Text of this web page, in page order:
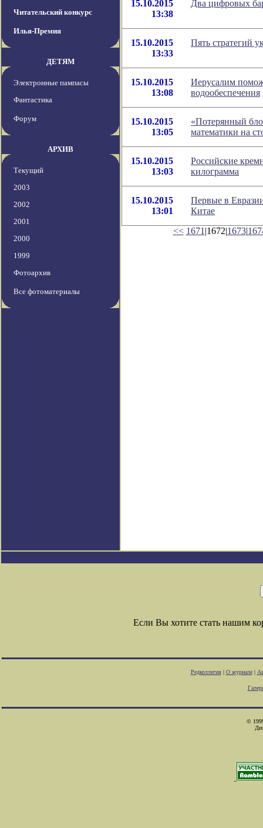
Читательский конкурс
Илья-Премия
ДЕТЯМ
Электронные пампасы
Фантастика
Форум
АРХИВ
Текущий
2003
2002
2001
2000
1999
Фотоархив
Все фотоматериалы
15.10.2015
13:38
Два цифровых
15.10.2015
13:33
Пять стратегий
15.10.2015
13:08
Иерусалим
водообеспечения
15.10.2015
13:05
«Потерянный
математики на
15.10.2015
13:03
Российские
килограмма
15.10.2015
13:01
Первые в
Китае
<< 1671 |1672|1673|
Если Вы хотите стать нашим
Редколлегия| О журнале|
©